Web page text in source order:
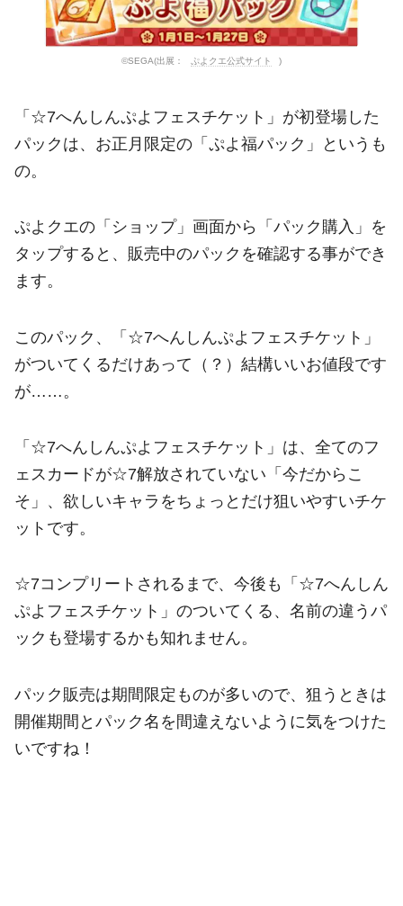
©SEGA(出展： ぷよクエ公式サイト )
「☆7へんしんぷよフェスチケット」が初登場した
パックは、お正月限定の「ぷよ福パック」というも
の。
ぷよクエの「ショップ」画面から「パック購入」を
タップすると、販売中のパックを確認する事ができ
ます。
このパック、「☆7へんしんぷよフェスチケット」
がついてくるだけあって（？）結構いいお値段です
が……。
「☆7へんしんぷよフェスチケット」は、全てのフ
ェスカードが☆7解放されていない「今だからこ
そ」、欲しいキャラをちょっとだけ狙いやすいチケ
ットです。
☆7コンプリートされるまで、今後も「☆7へんしん
ぷよフェスチケット」のついてくる、名前の違うパ
ックも登場するかも知れません。
パック販売は期間限定ものが多いので、狙うときは
開催期間とパック名を間違えないように気をつけた
いですね！